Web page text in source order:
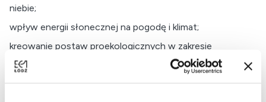
niebie;
wpływ energii słonecznej na pogodę i klimat;
kreowanie postaw proekologicznych w zakresie
wykorzystania energii słonecznej.